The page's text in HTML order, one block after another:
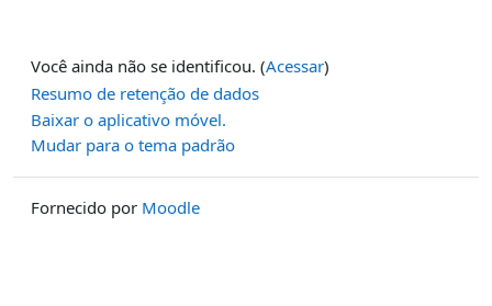
Você ainda não se identificou. (Acessar)
Resumo de retenção de dados
Baixar o aplicativo móvel.
Mudar para o tema padrão
Fornecido por Moodle